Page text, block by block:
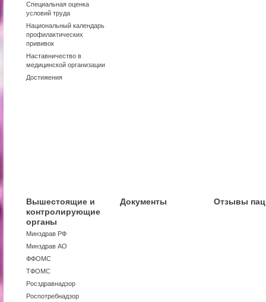
Специальная оценка
условий труда
Национальный календарь
профилактических
прививок
Наставничество в
медицинской организации
Достижения
Вышестоящие и
контролирующие
органы
Минздрав РФ
Минздрав АО
ФФОМС
ТФОМС
Росздравнадзор
Роспотребнадзор
Документы Отзывы